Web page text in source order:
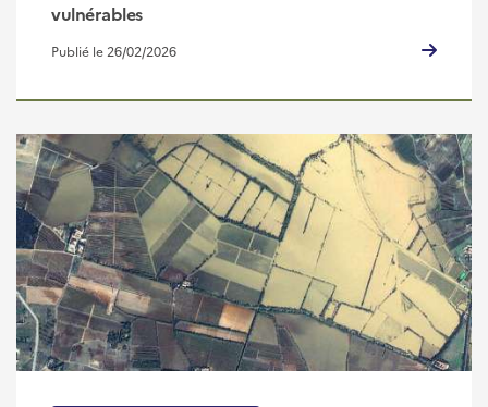
vulnérables
Publié le 26/02/2026